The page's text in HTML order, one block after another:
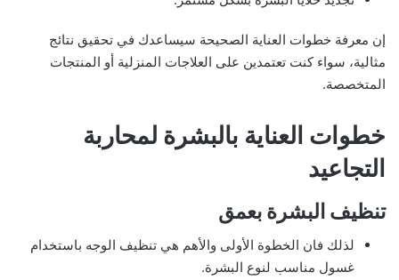
إن معرفة خطوات العناية الصحيحة سيساعدك في تحقيق نتائج
مثالية، سواء كنت تعتمدين على العلاجات المنزلية أو المنتجات
المتخصصة.
خطوات العناية بالبشرة لمحاربة
التجاعيد
تنظيف البشرة بعمق
لذلك فان الخطوة الأولى والأهم هي تنظيف الوجه باستخدام
غسول مناسب لنوع البشرة.